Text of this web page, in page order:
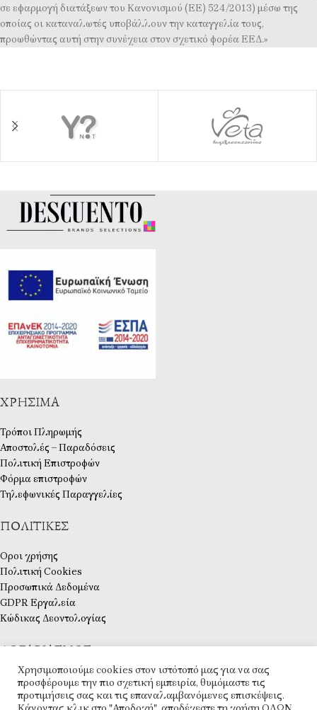
σε εφαρμογή διατάξεων του Κανονισμού (ΕΕ) 524/2013) μέσω της
οποίας οι καταναλωτές υποβάλλουν την καταγγελία τους,
προωθώντας αυτή στην συνέχεια στον σχετικό φορέα ΕΕΔ.»
ΧΡΉΣΙΜΑ
Τρόποι Πληρωμής
Αποστολές – Παραδόσεις
Πολιτική Επιστροφών
Φόρμα επιστροφών
Τηλεφωνικές Παραγγελίες
ΠΟΛΙΤΙΚΈΣ
Οροι χρήσης
Πολιτική Cookies
Προσωπικά Δεδομένα
GDPR Εργαλεία
Κώδικας Δεοντολογίας
ΛΟΓΑΡΙΑΣΜΌΣ
Ο λογαριασμός μου
Ταμείο
Χρησιμοποιούμε cookies στον ιστότοπό μας για να σας
προσφέρουμε την πιο σχετική εμπειρία, θυμόμαστε τις
προτιμήσεις σας και τις επαναλαμβανόμενες επισκέψεις.